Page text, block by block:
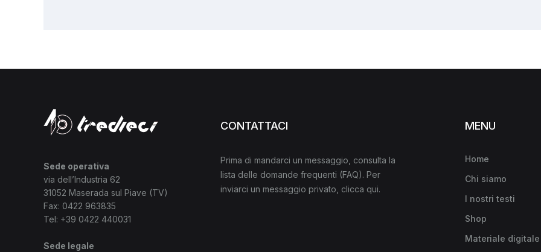
Sede operativa
via dell’Industria 62
31052 Maserada sul Piave (TV)
Fax: 0422 963835
Tel: +39 0422 440031
Sede legale
CONTATTACI
Prima di mandarci un messaggio, consulta la
lista delle domande frequenti (FAQ). Per
inviarci un messaggio privato, clicca qui.
MENU
Home
Chi siamo
I nostri testi
Shop
Materiale digitale